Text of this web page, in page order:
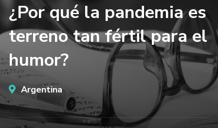
¿Por qué la pandemia es
terreno tan fértil para el
humor?
Argentina